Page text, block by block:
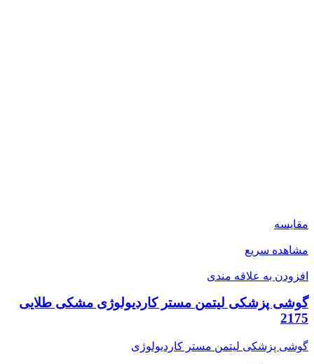
مقایسه
مشاهده سریع
افزودن به علاقه مندی
گوشی پزشکی لیتمن مستر کاردیولوژی مشکی طلایی
2175
گوشی پزشکی لیتمن مستر کاردیولوژی